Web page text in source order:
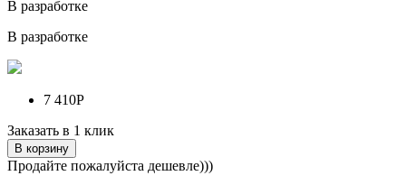
В разработке
В разработке
7 410Р
Заказать в 1 клик
В корзину
Продайте пожалуйста дешевле)))